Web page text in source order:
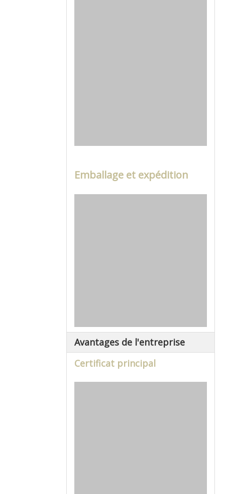
Emballage et expédition
Avantages de l'entreprise
Certificat principal